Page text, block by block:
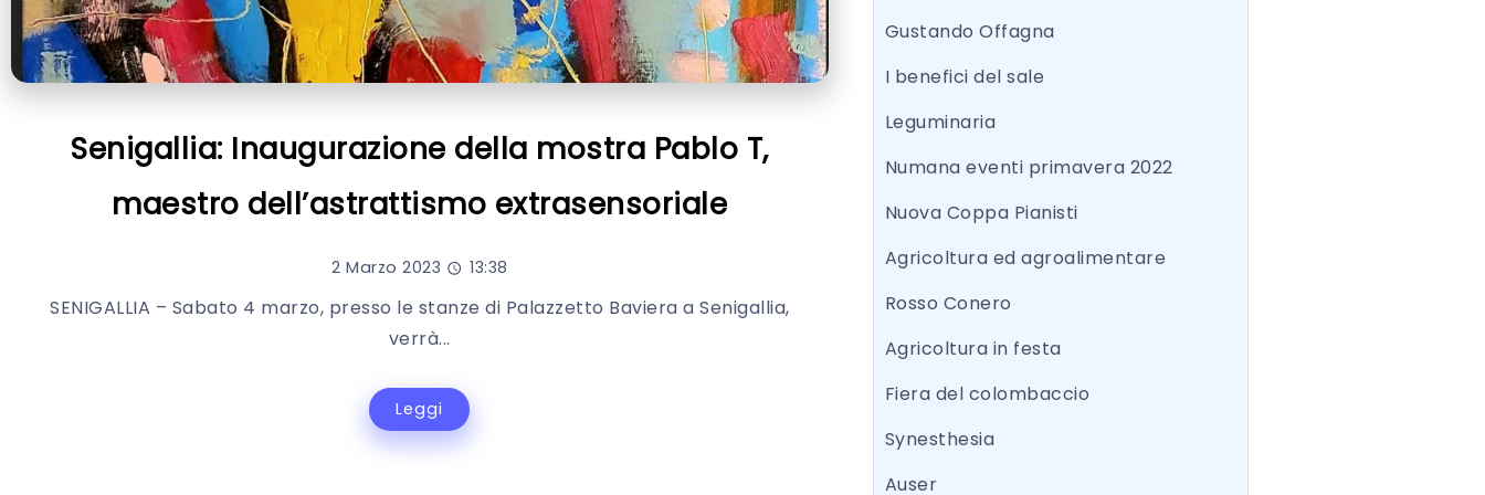
Senigallia: Inaugurazione della mostra Pablo T,
maestro dell’astrattismo extrasensoriale
2 Marzo 2023 13:38
SENIGALLIA – Sabato 4 marzo, presso le stanze di Palazzetto Baviera a Senigallia,
verrà...
Leggi
Gustando Offagna
I benefici del sale
Leguminaria
Numana eventi primavera 2022
Nuova Coppa Pianisti
Agricoltura ed agroalimentare
Rosso Conero
Agricoltura in festa
Fiera del colombaccio
Synesthesia
Auser